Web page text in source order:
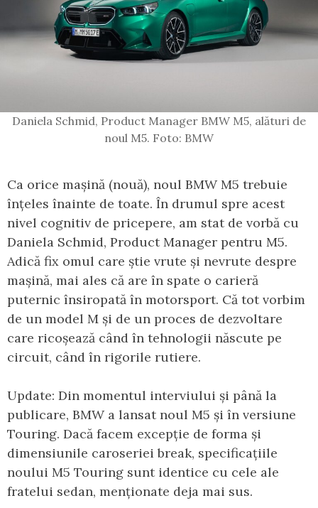
Daniela Schmid, Product Manager BMW M5, alături de
noul M5. Foto: BMW
Ca orice mașină (nouă), noul BMW M5 trebuie
înțeles înainte de toate. În drumul spre acest
nivel cognitiv de pricepere, am stat de vorbă cu
Daniela Schmid, Product Manager pentru M5.
Adică fix omul care știe vrute și nevrute despre
mașină, mai ales că are în spate o carieră
puternic însiropată în motorsport. Că tot vorbim
de un model M și de un proces de dezvoltare
care ricoșează când în tehnologii născute pe
circuit, când în rigorile rutiere.
Update: Din momentul interviului și până la
publicare, BMW a lansat noul M5 și în versiune
Touring. Dacă facem excepție de forma și
dimensiunile caroseriei break, specificațiile
noului M5 Touring sunt identice cu cele ale
fratelui sedan, menționate deja mai sus.